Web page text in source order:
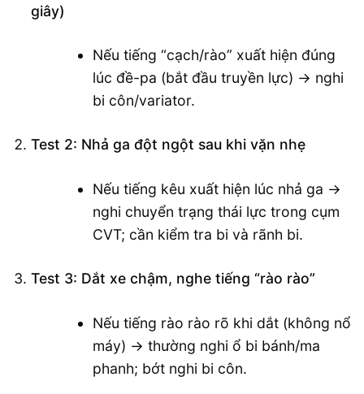
giây)
Nếu tiếng “cạch/rào” xuất hiện đúng
lúc đề-pa (bắt đầu truyền lực) → nghi
bi côn/variator.
Test 2: Nhả ga đột ngột sau khi vặn nhẹ
Nếu tiếng kêu xuất hiện lúc nhả ga →
nghi chuyển trạng thái lực trong cụm
CVT; cần kiểm tra bi và rãnh bi.
Test 3: Dắt xe chậm, nghe tiếng “rào rào”
Nếu tiếng rào rào rõ khi dắt (không nổ
máy) → thường nghi ổ bi bánh/ma
phanh; bớt nghi bi côn.